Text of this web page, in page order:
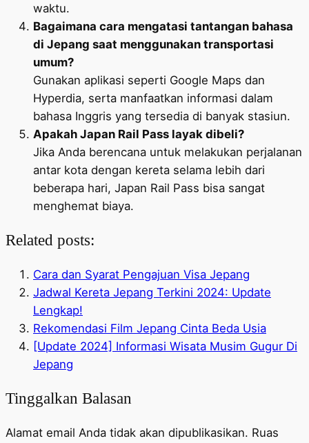
waktu.
Bagaimana cara mengatasi tantangan bahasa
di Jepang saat menggunakan transportasi
umum?
Gunakan aplikasi seperti Google Maps dan
Hyperdia, serta manfaatkan informasi dalam
bahasa Inggris yang tersedia di banyak stasiun.
Apakah Japan Rail Pass layak dibeli?
Jika Anda berencana untuk melakukan perjalanan
antar kota dengan kereta selama lebih dari
beberapa hari, Japan Rail Pass bisa sangat
menghemat biaya.
Related posts:
Cara dan Syarat Pengajuan Visa Jepang
Jadwal Kereta Jepang Terkini 2024: Update
Lengkap!
Rekomendasi Film Jepang Cinta Beda Usia
[Update 2024] Informasi Wisata Musim Gugur Di
Jepang
Tinggalkan Balasan
Alamat email Anda tidak akan dipublikasikan. Ruas